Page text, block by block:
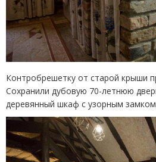
Контробрешетку от старой крыши
Сохранили дубовую 70-летнюю
деревянный шкаф с узорным